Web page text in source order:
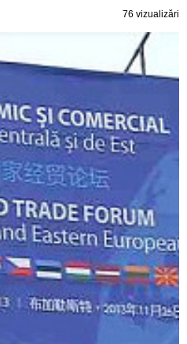
76 vizualizări